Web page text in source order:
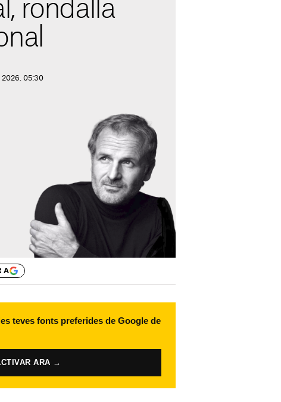
rondalla
2026. 05:30
A
teves fonts preferides de Google de
ARA →